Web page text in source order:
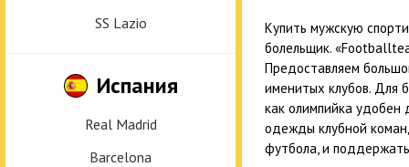
SS Lazio
Испания
Real Madrid
Barcelona
Купить мужскую
болельщик.
Предоставляем
именитых клубов. Для
как олимпийка удобен
одежды клубной
футбола, и